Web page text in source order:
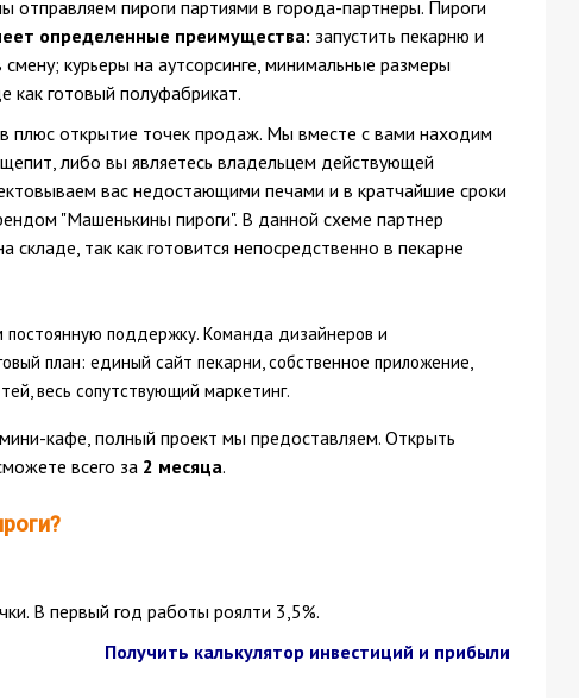
пироги партиями в города-партнеры. Пироги
определенные преимущества: запустить пекарню и
курьеры на аутсорсинге, минимальные размеры
как готовый полуфабрикат.
плюс открытие точек продаж. Мы вместе с вами находим
либо вы являетесь владельцем действующей
вас недостающими печами и в кратчайшие сроки
"Машенькины пироги". В данной схеме партнер
складе, так как готовится непосредственно в пекарне
постоянную поддержку. Команда дизайнеров и
план: единый сайт пекарни, собственное приложение,
весь сопутствующий маркетинг.
кафе, полный проект мы предоставляем. Открыть
всего за 2 месяца.
В первый год работы роялти 3,5%.
Получить калькулятор инвестиций и прибыли